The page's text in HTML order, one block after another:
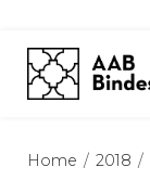
Skip
content
Home / 2018 /